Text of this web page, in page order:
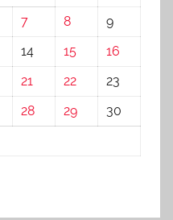
7 8
9
14 15
16
21 22
23
28 29
30